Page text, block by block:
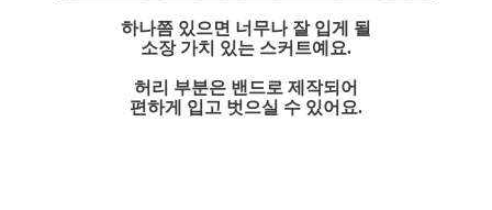
하나쯤 있으면 너무나 잘 입게 될
소장 가치 있는 스커트예요.
허리 부분은 밴드로 제작되어
편하게 입고 벗으실 수 있어요.